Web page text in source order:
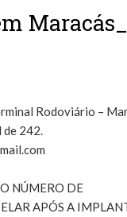
Rodoviário –
de 242.
NÚMERO DE
APÓS A